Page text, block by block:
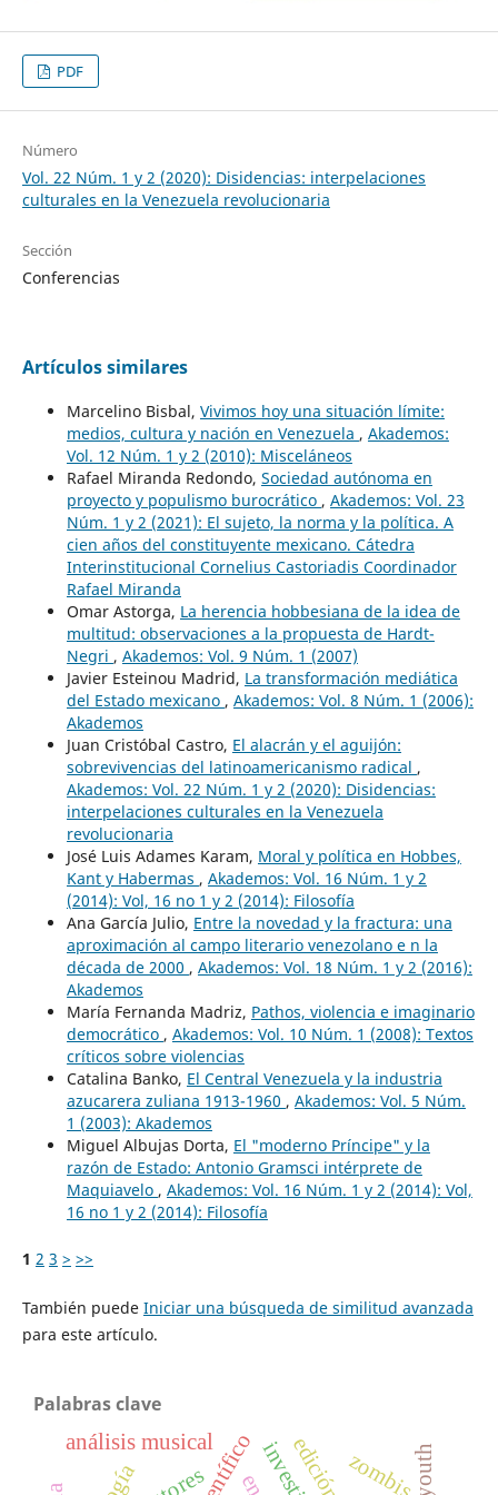
PDF
Número
Vol. 22 Núm. 1 y 2 (2020): Disidencias: interpelaciones
culturales en la Venezuela revolucionaria
Sección
Conferencias
Artículos similares
Marcelino Bisbal, Vivimos hoy una situación límite:
medios, cultura y nación en Venezuela , Akademos:
Vol. 12 Núm. 1 y 2 (2010): Misceláneos
Rafael Miranda Redondo, Sociedad autónoma en
proyecto y populismo burocrático , Akademos: Vol. 23
Núm. 1 y 2 (2021): El sujeto, la norma y la política. A
cien años del constituyente mexicano. Cátedra
Interinstitucional Cornelius Castoriadis Coordinador
Rafael Miranda
Omar Astorga, La herencia hobbesiana de la idea de
multitud: observaciones a la propuesta de Hardt-
Negri , Akademos: Vol. 9 Núm. 1 (2007)
Javier Esteinou Madrid, La transformación mediática
del Estado mexicano , Akademos: Vol. 8 Núm. 1 (2006):
Akademos
Juan Cristóbal Castro, El alacrán y el aguijón:
sobrevivencias del latinoamericanismo radical ,
Akademos: Vol. 22 Núm. 1 y 2 (2020): Disidencias:
interpelaciones culturales en la Venezuela
revolucionaria
José Luis Adames Karam, Moral y política en Hobbes,
Kant y Habermas , Akademos: Vol. 16 Núm. 1 y 2
(2014): Vol, 16 no 1 y 2 (2014): Filosofía
Ana García Julio, Entre la novedad y la fractura: una
aproximación al campo literario venezolano e n la
década de 2000 , Akademos: Vol. 18 Núm. 1 y 2 (2016):
Akademos
María Fernanda Madriz, Pathos, violencia e imaginario
democrático , Akademos: Vol. 10 Núm. 1 (2008): Textos
críticos sobre violencias
Catalina Banko, El Central Venezuela y la industria
azucarera zuliana 1913-1960 , Akademos: Vol. 5 Núm.
1 (2003): Akademos
Miguel Albujas Dorta, El "moderno Príncipe" y la
razón de Estado: Antonio Gramsci intérprete de
Maquiavelo , Akademos: Vol. 16 Núm. 1 y 2 (2014): Vol,
16 no 1 y 2 (2014): Filosofía
1 2 3 > >>
También puede Iniciar una búsqueda de similitud avanzada
para este artículo.
Palabras clave
análisis musical
zombisyouth